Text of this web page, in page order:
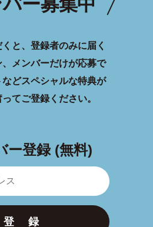
と、登録者のみに届く
、メンバーだけが応募で
などスペシャルな特典が
ってご登録ください。
ー登録 (無料)
登 録